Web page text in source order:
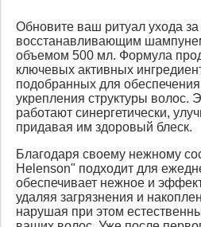
Обновите ваш ритуал ухода
восстанавливающим
объемом 500 мл. Формула
ключевых активных
подобранных для
укрепления структуры волос.
работают синергетически,
придавая им здоровый блеск.
Благодаря своему нежному
Helenson" подходит для
обеспечивает нежное и
удаляя загрязнения и
нарушая при этом